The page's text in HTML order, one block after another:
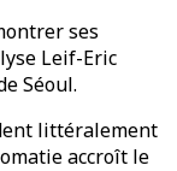
ses
Leif-Eric
Séoul.
littéralement
accroît le